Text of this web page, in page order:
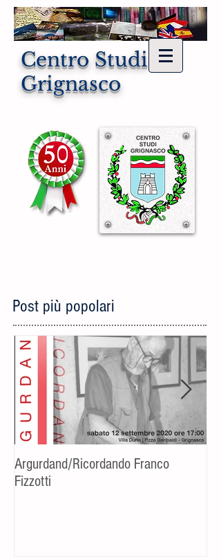
Centro Studi di
Grignasco
Post più popolari
Argurdand/Ricordando Franco
Fizzotti